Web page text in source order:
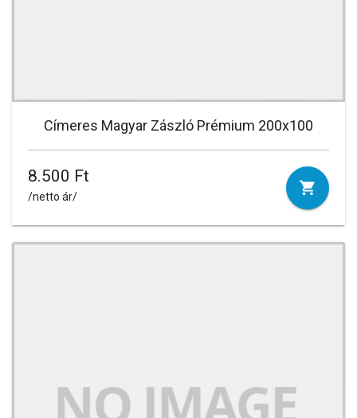
Címeres Magyar Zászló Prémium 200x100
8.500 Ft
/netto ár/